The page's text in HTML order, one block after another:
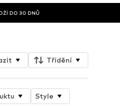
DO 30 DNŮ
Třídění
Style